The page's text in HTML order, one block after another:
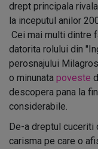
drept principala
la inceputul anilor
Cei mai multi dintre
datorita rolului din
perosnajului
o minunata poveste
descopera pana la
considerabile.
De-a dreptul cuceriti
carisma pe care o